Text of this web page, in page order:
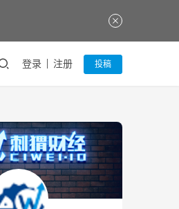
登录 注册 投稿